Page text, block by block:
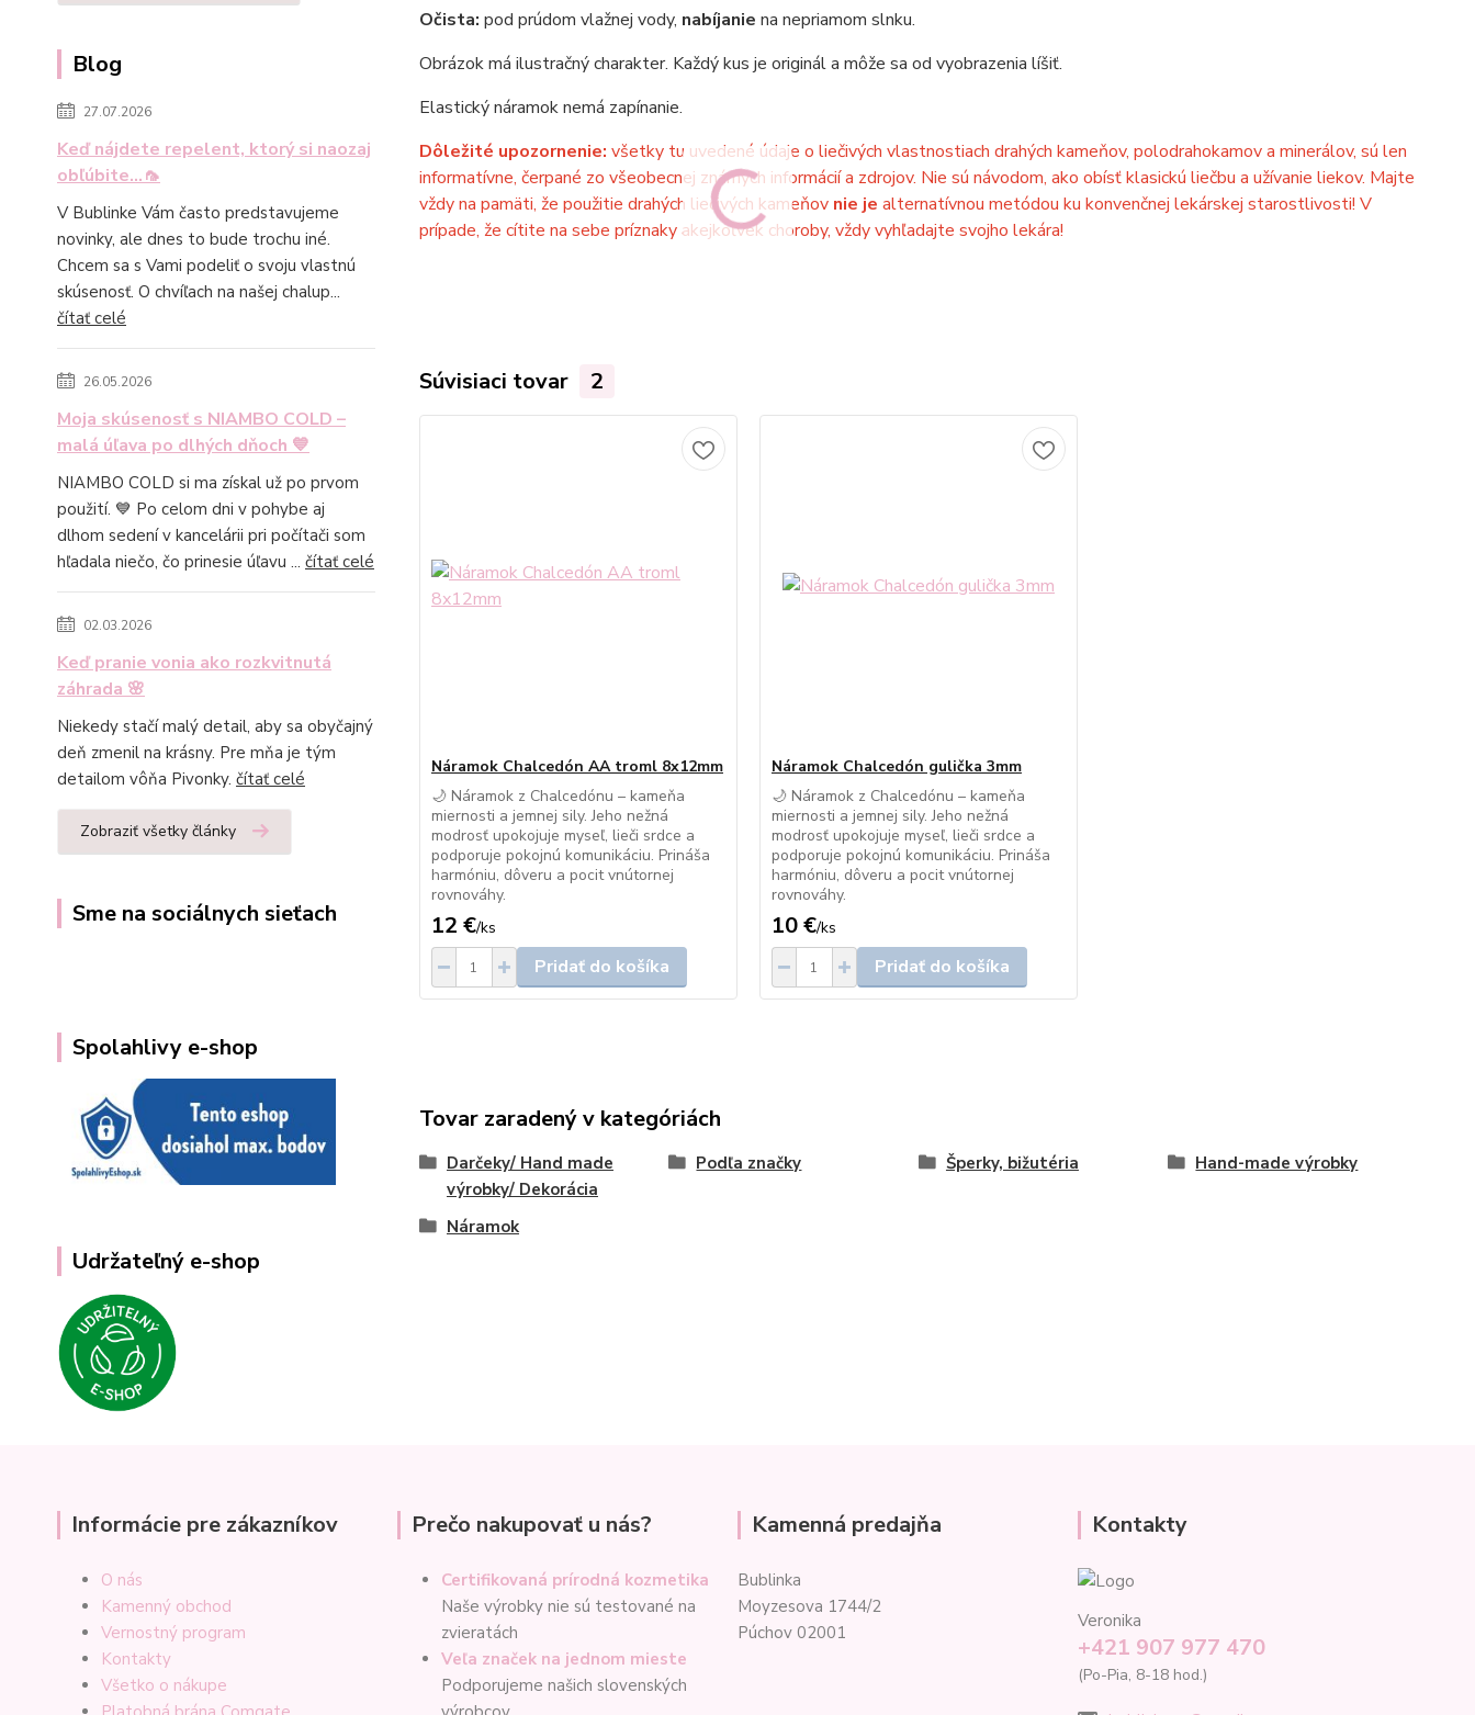
Blog
27.07.2026
Keď nájdete repelent, ktorý si naozaj
obľúbite...🦟
V Bublinke Vám často predstavujeme
novinky, ale dnes to bude trochu iné.
Chcem sa s Vami podeliť o svoju vlastnú
skúsenosť. O chvíľach na našej chalup...
čítať celé
26.05.2026
Moja skúsenosť s NIAMBO COLD –
malá úľava po dlhých dňoch 💙
NIAMBO COLD si ma získal už po prvom
použití. 💙 Po celom dni v pohybe aj
dlhom sedení v kancelárii pri počítači som
hľadala niečo, čo prinesie úľavu ... čítať celé
02.03.2026
Keď pranie vonia ako rozkvitnutá
záhrada 🌸
Niekedy stačí malý detail, aby sa obyčajný
deň zmenil na krásny. Pre mňa je tým
detailom vôňa Pivonky. čítať celé
Zobraziť všetky články
Sme na sociálnych sieťach
Spolahlivy e-shop
Udržateľný e-shop
Očista: pod prúdom vlažnej vody, nabíjanie na nepriamom slnku.
Obrázok má ilustračný charakter. Každý kus je originál a môže sa od vyobrazenia líšiť.
Elastický náramok nemá zapínanie.
Dôležité upozornenie: všetky tu uvedené údaje o liečivých vlastnostiach drahých kameňov, polodrahokamov a minerálov, sú len
informatívne, čerpané zo všeobecnej známych informácií a zdrojov. Nie sú návodom, ako obísť klasickú liečbu a užívanie liekov. Majte
vždy na pamäti, že použitie drahých liečivých kameňov nie je alternatívnou metódou ku konvenčnej lekárskej starostlivosti! V
prípade, že cítite na sebe príznaky akejkoľvek choroby, vždy vyhľadajte svojho lekára!
Súvisiaci tovar 2
Náramok Chalcedón AA troml 8x12mm
🌙 Náramok z Chalcedónu – kameňa
miernosti a jemnej sily. Jeho nežná
modrosť upokojuje myseľ, lieči srdce a
podporuje pokojnú komunikáciu. Prináša
harmóniu, dôveru a pocit vnútornej
rovnováhy.
12 €/ks
Pridať do košíka
Náramok Chalcedón gulička 3mm
🌙 Náramok z Chalcedónu – kameňa
miernosti a jemnej sily. Jeho nežná
modrosť upokojuje myseľ, lieči srdce a
podporuje pokojnú komunikáciu. Prináša
harmóniu, dôveru a pocit vnútornej
rovnováhy.
10 €/ks
Pridať do košíka
Tovar zaradený v kategóriách
Darčeky/ Hand made
výrobky/ Dekorácia
Podľa značky Šperky, bižutéria Hand-made výrobky
Náramok
Informácie pre zákazníkov
O nás
Kamenný obchod
Vernostný program
Kontakty
Všetko o nákupe
Prečo nakupovať u nás?
Certifikovaná prírodná kozmetika
Naše výrobky nie sú testované na
zvieratách
Veľa značek na jednom mieste
Podporujeme našich slovenských
Kamenná predajňa
Bublinka
Moyzesova 1744/2
Púchov 02001
Kontakty
Veronika
+421 907 977 470
(Po-Pia, 8-18 hod.)